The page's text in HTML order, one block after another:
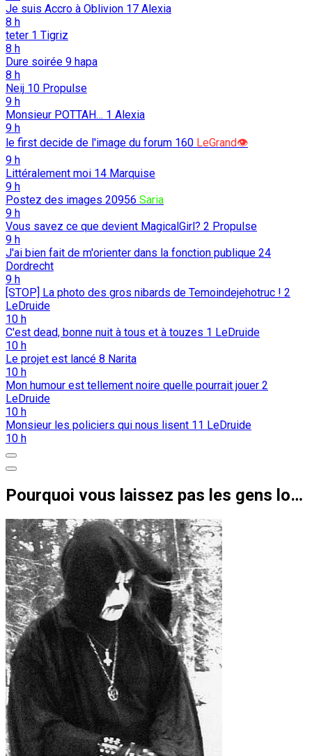
Je suis Accro à Oblivion 17 Alexia
8 h
teter 1 Tigriz
8 h
Dure soirée 9 hapa
8 h
Neij 10 Propulse
9 h
Monsieur POTTAH… 1 Alexia
9 h
le first decide de l'image du forum 160 LeGrand👁️
9 h
Littéralement moi 14 Marquise
9 h
Postez des images 20956 Saria
9 h
Vous savez ce que devient MagicalGirl? 2 Propulse
9 h
J'ai bien fait de m'orienter dans la fonction publique 24
Dordrecht
9 h
[STOP] La photo des gros nibards de Temoindejehotruc ! 2
LeDruide
10 h
C'est dead, bonne nuit à tous et à touzes 1 LeDruide
10 h
Le projet est lancé 8 Narita
10 h
Mon humour est tellement noire quelle pourrait jouer 2
LeDruide
10 h
Monsieur les policiers qui nous lisent 11 LeDruide
10 h
Pourquoi vous laissez pas les gens lock leur topic